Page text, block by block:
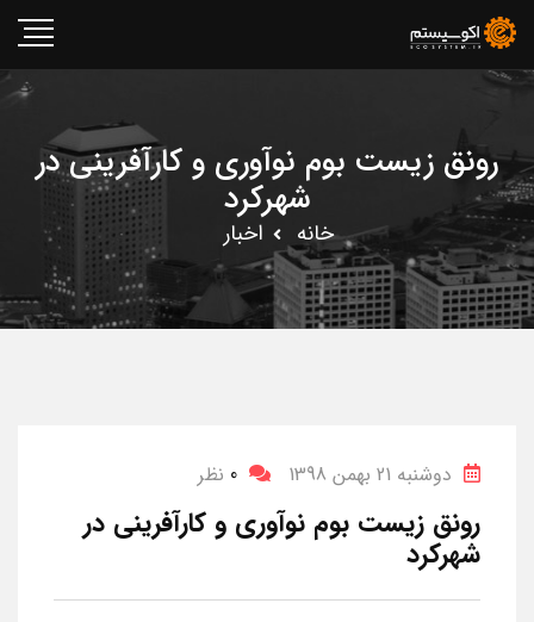
رونق زیست بوم نوآوری و کارآفرینی در
شهرکرد
خانه اخبار
دوشنبه 21 بهمن 1398 0 نظر
رونق زیست بوم نوآوری و کارآفرینی در
شهرکرد